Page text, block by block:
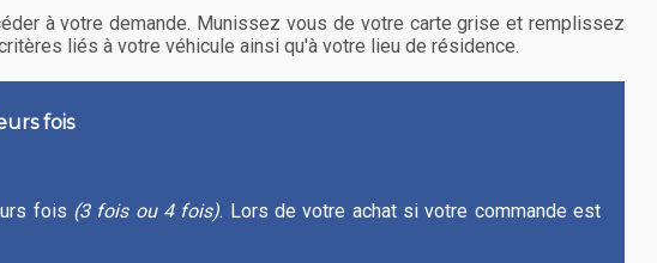
à votre demande. Munissez vous de votre carte grise et remplissez
liés à votre véhicule ainsi qu'à votre lieu de résidence.
fois
fois (3 fois ou 4 fois). Lors de votre achat si votre commande est